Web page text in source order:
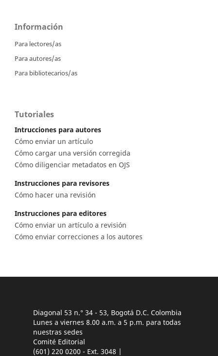
Información
Para lectores/as
Para autores/as
Para bibliotecarios/as
Tutoriales
Intrucciones para autores
Cómo enviar un artículo
Cómo cargar una versión corregida
Cómo diligenciar metadatos en OJS
Instrucciones para revisores
Cómo hacer una revisión
Instrucciones para editores
Cómo enviar un artículo a revisión
Cómo enviar correcciones a los autores
Diagonal 53 n.° 34 - 53, Bogotá D.C. Colombia
Lunes a viernes 8.00 a.m. a 5 p.m. para todas
nuestras sedes
Comité Editorial
(601) 220 0200 - Ext. 3048 |